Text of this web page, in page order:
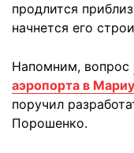
продлится
начнется его
Напомним, вопрос
аэропорта в
поручил
Порошенко.